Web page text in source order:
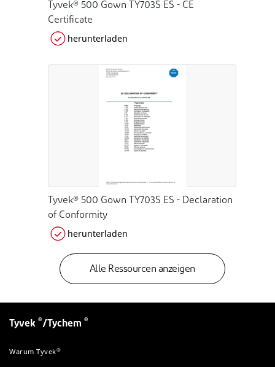
Tyvek® 500 Gown TY703S ES - CE
Certificate
herunterladen
Tyvek® 500 Gown TY703S ES - Declaration
of Conformity
herunterladen
Alle Ressourcen anzeigen
Tyvek ®/Tychem ®
Warum Tyvek®